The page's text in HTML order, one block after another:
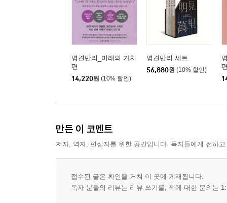
명견만리_미래의 가치
편
14,220원 (10% 할인)
명견만리 세트
56,880원 (10% 할인)
만든 이 코멘트
저자, 역자, 편집자를 위한 공간입니다. 독자들에게 전하
접수된 글은 확인을 거쳐 이 곳에 게재됩니다.
독자 분들의 리뷰는 리뷰 쓰기를, 책에 대한 문의는